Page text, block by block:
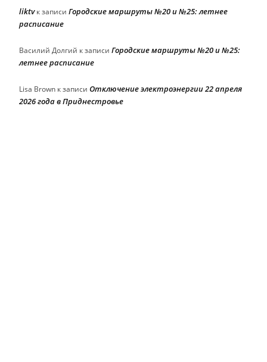
liktvк записи Городские маршруты №20 и №25: летнее
расписание
Василий Долгий к записи Городские маршруты №20 и №25:
летнее расписание
Lisa Brown к записи Отключение электроэнергии 22 апреля
2026 года в Приднестровье